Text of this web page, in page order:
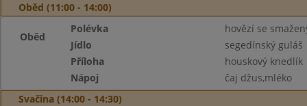
Oběd (11:00 - 14:00)
Oběd
Polévka
hovězí se
Jídlo
segedínský guláš
Příloha
houskový knedlík
Nápoj
čaj džus,mléko
Svačina (14:00 - 14:30)